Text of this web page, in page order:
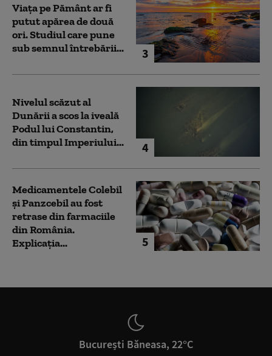
3
Viața pe Pământ ar fi
putut apărea de două
ori. Studiul care pune
sub semnul întrebării...
4
Nivelul scăzut al
Dunării a scos la iveală
Podul lui Constantin,
din timpul Imperiului...
5
Medicamentele Colebil
și Panzcebil au fost
retrase din farmaciile
din România.
Explicația...
București Băneasa, 22°C